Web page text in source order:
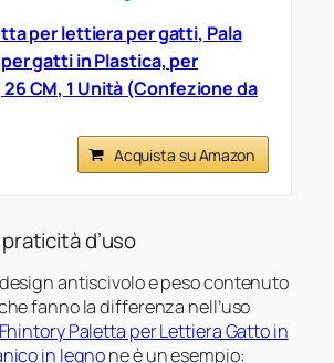
per lettiera per gatti, Pala
gatti in Plastica, per
CM, 1 Unità (Confezione da
Acquista su Amazon
d’uso
antiscivolo e peso contenuto
fanno la differenza nell’uso
Fhintory Paletta per Lettiera Gatto in
in legnone è un esempio: